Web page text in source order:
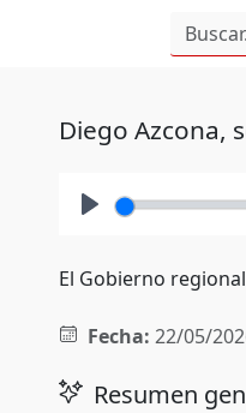
Diego Azcona,
El Gobierno
Fecha: 22/05/
Resumen